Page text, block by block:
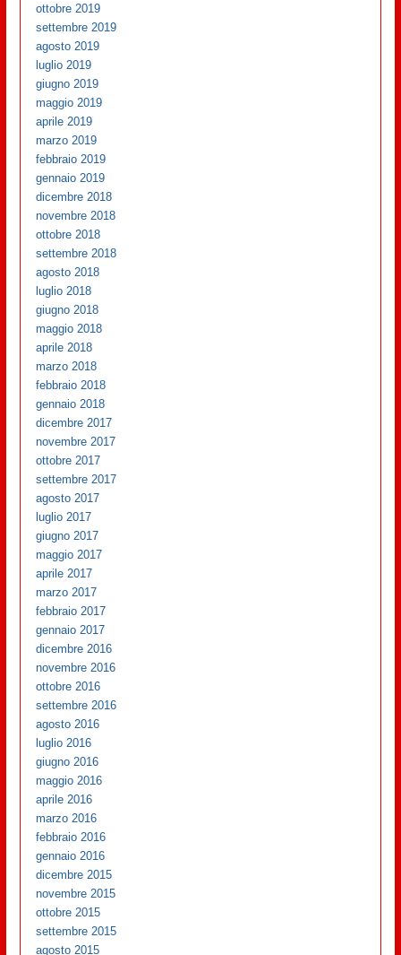
ottobre 2019
settembre 2019
agosto 2019
luglio 2019
giugno 2019
maggio 2019
aprile 2019
marzo 2019
febbraio 2019
gennaio 2019
dicembre 2018
novembre 2018
ottobre 2018
settembre 2018
agosto 2018
luglio 2018
giugno 2018
maggio 2018
aprile 2018
marzo 2018
febbraio 2018
gennaio 2018
dicembre 2017
novembre 2017
ottobre 2017
settembre 2017
agosto 2017
luglio 2017
giugno 2017
maggio 2017
aprile 2017
marzo 2017
febbraio 2017
gennaio 2017
dicembre 2016
novembre 2016
ottobre 2016
settembre 2016
agosto 2016
luglio 2016
giugno 2016
maggio 2016
aprile 2016
marzo 2016
febbraio 2016
gennaio 2016
dicembre 2015
novembre 2015
ottobre 2015
settembre 2015
agosto 2015